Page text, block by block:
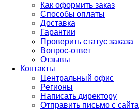
Как оформить заказ
Способы оплаты
Доставка
Гарантии
Проверить статус заказа
Вопрос-ответ
Отзывы
Контакты
Центральный офис
Регионы
Написать директору
Отправить письмо с сайта